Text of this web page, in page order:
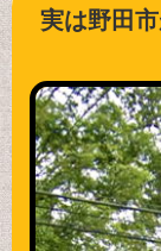
実は野田